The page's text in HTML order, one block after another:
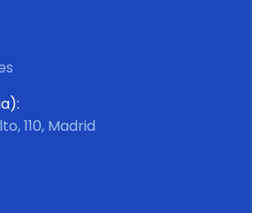
110, Madrid